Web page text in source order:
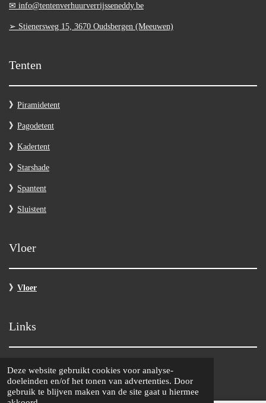
Deze website gebruikt cookies voor analyse-
doeleinden en/of het tonen van advertenties. Door
gebruik te blijven maken van de site gaat u hiermee
✉ info@tentenverhuurverrijsseneddy.be
➢ Stienersweg 15, 3670 Oudsbergen (Meeuwen)
Tenten
》 Piramidetent
》 Pagodetent
》 Kadertent
》 Starshade
》 Spantent
》 Sluistent
Vloer
》 Vloer
Links
》
》Foto's